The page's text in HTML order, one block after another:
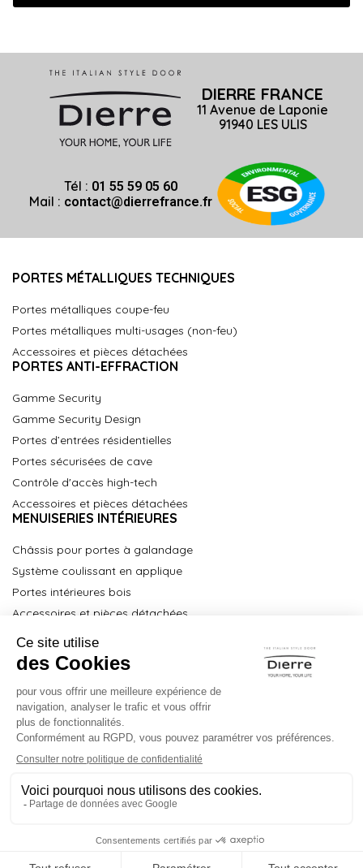
DIERRE FRANCE
11 Avenue de Laponie
91940 LES ULIS
Tél : 01 55 59 05 60
Mail : contact@dierrefrance.fr
PORTES MÉTALLIQUES TECHNIQUES
Portes métalliques coupe-feu
Portes métalliques multi-usages (non-feu)
Accessoires et pièces détachées
PORTES ANTI-EFFRACTION
Gamme Security
Gamme Security Design
Portes d’entrées résidentielles
Portes sécurisées de cave
Contrôle d'accès high-tech
Accessoires et pièces détachées
MENUISERIES INTÉRIEURES
Châssis pour portes à galandage
Système coulissant en applique
Portes intérieures bois
Accessoires et pièces détachées
Partenaires Key Point
Partenaires Technical Service
Centre de formation
Contact
Politique de confidientialité
Conditions générales de vente